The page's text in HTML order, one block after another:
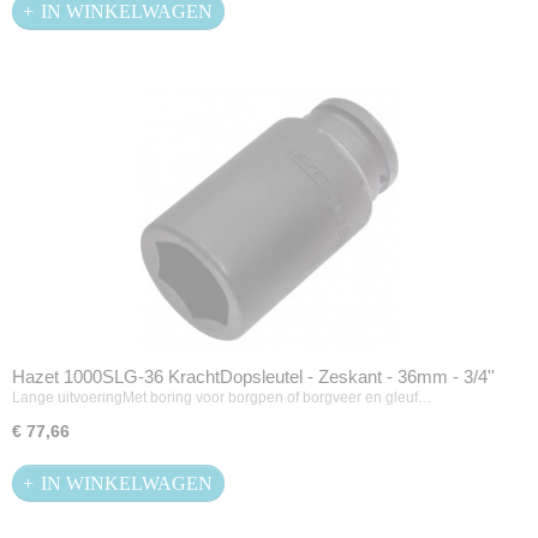
IN WINKELWAGEN
Hazet 1000SLG-36 KrachtDopsleutel - Zeskant - 36mm - 3/4''
Lange uitvoeringMet boring voor borgpen of borgveer en gleuf…
€ 77,66
IN WINKELWAGEN